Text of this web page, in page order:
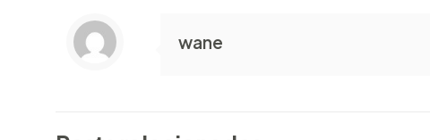
wane